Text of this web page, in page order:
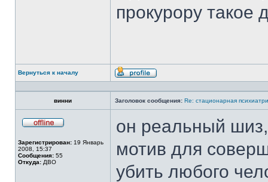
прокурору такое
Вернуться к началу
Профиль
винни Заголовок сообщения: Re: стационарная
сети
Зарегистрирован: 19 Январь
2008, 15:37
Сообщения: 55
Откуда: ДВО
он реальный шиз,
мотив для
убить любого